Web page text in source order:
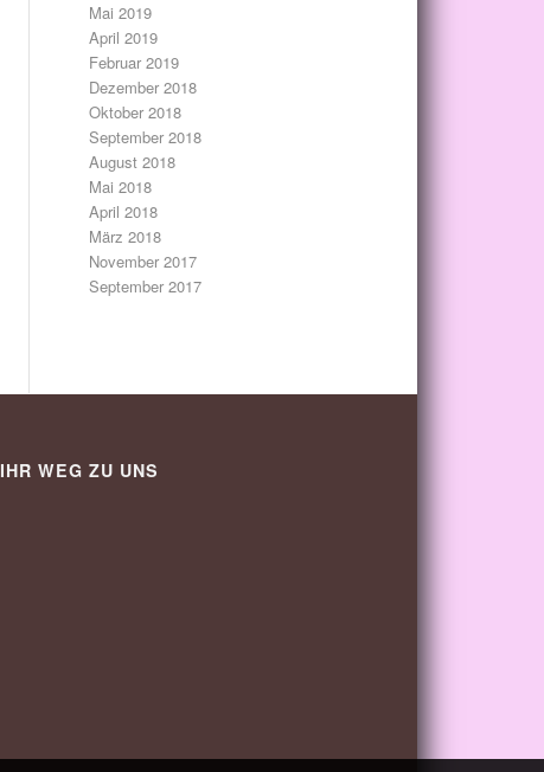
Mai 2019
April 2019
Februar 2019
Dezember 2018
Oktober 2018
September 2018
August 2018
Mai 2018
April 2018
März 2018
November 2017
September 2017
IHR WEG ZU UNS